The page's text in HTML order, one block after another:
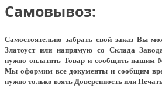
Самовывоз:
Самостоятельно забрать свой заказ Вы
Златоуст или напрямую со Склада
нужно оплатить Товар и сообщить нашим
Мы оформим все документы и сообщим
нужно только взять Доверенность или